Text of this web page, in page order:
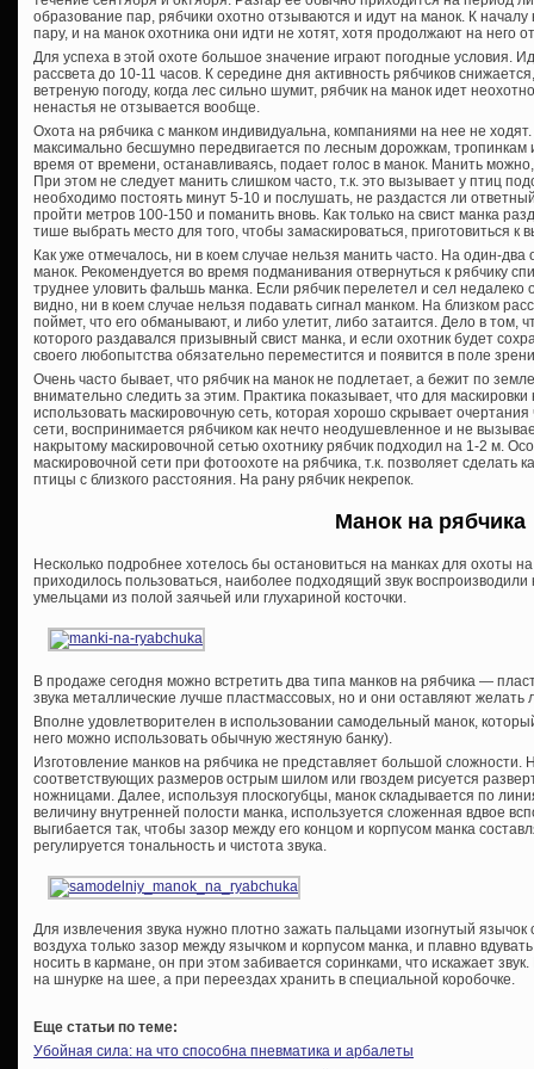
образование пар, рябчики охотно отзываются и идут на манок. К
пару, и на манок охотника они идти не хотят, хотя продолжают на него
Для успеха в этой охоте большое значение играют погодные условия.
рассвета до 10-11 часов. К середине дня активность рябчиков
ветреную погоду, когда лес сильно шумит, рябчик на манок идет
ненастья не отзывается вообще.
Охота на рябчика с манком индивидуальна, компаниями на нее не
максимально бесшумно передвигается по лесным дорожкам, тропинкам
время от времени, останавливаясь, подает голос в манок. Манить
При этом не следует манить слишком часто, т.к. это вызывает у птиц
необходимо постоять минут 5-10 и послушать, не раздастся ли
пройти метров 100-150 и поманить вновь. Как только на свист манка
тише выбрать место для того, чтобы замаскироваться, приготовиться к
Как уже отмечалось, ни в коем случае нельзя манить часто. На один-два
манок. Рекомендуется во время подманивания отвернуться к рябчику
труднее уловить фальшь манка. Если рябчик перелетел и сел недалеко
видно, ни в коем случае нельзя подавать сигнал манком. На близком
поймет, что его обманывают, и либо улетит, либо затаится. Дело в том,
которого раздавался призывный свист манка, и если охотник будет
своего любопытства обязательно переместится и появится в поле
Очень часто бывает, что рябчик на манок не подлетает, а бежит по
внимательно следить за этим. Практика показывает, что для
использовать маскировочную сеть, которая хорошо скрывает
сети, воспринимается рябчиком как нечто неодушевленное и не
накрытому маскировочной сетью охотнику рябчик подходил на 1-2 м.
маскировочной сети при фотоохоте на рябчика, т.к. позволяет сделать
птицы с близкого расстояния. На рану рябчик некрепок.
Манок на рябчика
Несколько подробнее хотелось бы остановиться на манках для охоты
приходилось пользоваться, наиболее подходящий звук
умельцами из полой заячьей или глухариной косточки.
В продаже сегодня можно встретить два типа манков на рябчика —
звука металлические лучше пластмассовых, но и они оставляют желать
Вполне удовлетворителен в использовании самодельный манок,
него можно использовать обычную жестяную банку).
Изготовление манков на рябчика не представляет большой сложности.
соответствующих размеров острым шилом или гвоздем рисуется
ножницами. Далее, используя плоскогубцы, манок складывается по
величину внутренней полости манка, используется сложенная вдвое
выгибается так, чтобы зазор между его концом и корпусом манка
регулируется тональность и чистота звука.
Для извлечения звука нужно плотно зажать пальцами изогнутый
воздуха только зазор между язычком и корпусом манка, и плавно
носить в кармане, он при этом забивается соринками, что искажает
на шнурке на шее, а при переездах хранить в специальной коробочке.
Еще статьи по теме:
Убойная сила: на что способна пневматика и арбалеты